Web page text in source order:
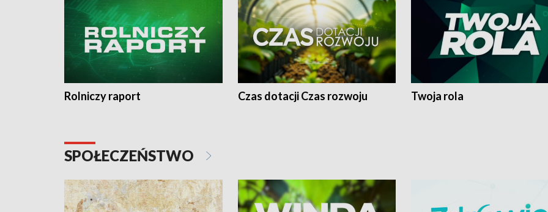
Rolniczy raport Czas dotacji Czas rozwoju Twoja rola
SPOŁECZEŃSTWO